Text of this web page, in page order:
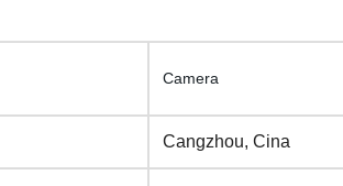
Camera
Cangzhou, Cina